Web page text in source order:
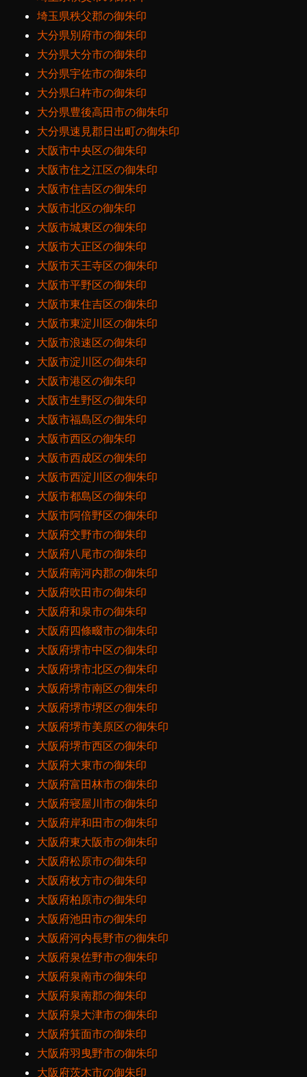
埼玉県秩父郡の御朱印
大分県別府市の御朱印
大分県大分市の御朱印
大分県宇佐市の御朱印
大分県臼杵市の御朱印
大分県豊後高田市の御朱印
大分県速見郡日出町の御朱印
大阪市中央区の御朱印
大阪市住之江区の御朱印
大阪市住吉区の御朱印
大阪市北区の御朱印
大阪市城東区の御朱印
大阪市大正区の御朱印
大阪市天王寺区の御朱印
大阪市平野区の御朱印
大阪市東住吉区の御朱印
大阪市東淀川区の御朱印
大阪市浪速区の御朱印
大阪市淀川区の御朱印
大阪市港区の御朱印
大阪市生野区の御朱印
大阪市福島区の御朱印
大阪市西区の御朱印
大阪市西成区の御朱印
大阪市西淀川区の御朱印
大阪市都島区の御朱印
大阪市阿倍野区の御朱印
大阪府交野市の御朱印
大阪府八尾市の御朱印
大阪府南河内郡の御朱印
大阪府吹田市の御朱印
大阪府和泉市の御朱印
大阪府四條畷市の御朱印
大阪府堺市中区の御朱印
大阪府堺市北区の御朱印
大阪府堺市南区の御朱印
大阪府堺市堺区の御朱印
大阪府堺市美原区の御朱印
大阪府堺市西区の御朱印
大阪府大東市の御朱印
大阪府富田林市の御朱印
大阪府寝屋川市の御朱印
大阪府岸和田市の御朱印
大阪府東大阪市の御朱印
大阪府松原市の御朱印
大阪府枚方市の御朱印
大阪府柏原市の御朱印
大阪府池田市の御朱印
大阪府河内長野市の御朱印
大阪府泉佐野市の御朱印
大阪府泉南市の御朱印
大阪府泉南郡の御朱印
大阪府泉大津市の御朱印
大阪府箕面市の御朱印
大阪府羽曳野市の御朱印
大阪府茨木市の御朱印